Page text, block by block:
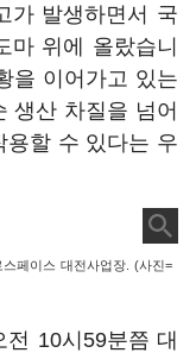
가 발생하면서 국
마 위에 올랐습니
을 이어가고 있는
생산 차질을 넘어
용할 수 있다는 우
페이스 대전사업장. (사진=
10시59분쯤 대